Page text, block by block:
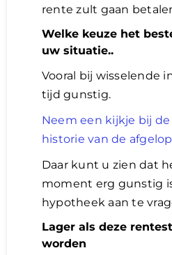
rente zult gaan
Welke keuze het
uw situatie..
Vooral bij wisselende
tijd gunstig.
Neem een kijkje bij
historie van de
Daar kunt u zien dat
moment erg gunstig
hypotheek aan te
Lager als deze
worden